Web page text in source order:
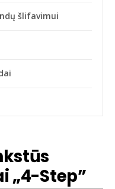
šlifavimui
„4-Step”